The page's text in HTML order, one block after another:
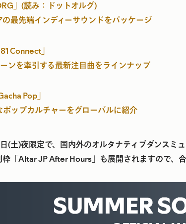
」 (読み：ドットオルグ)
の最先端インディーサウンドをパッケージ
Connect」
ンを牽引する最新注目曲をラインナップ
Pop」
ポップカルチャーをグローバルに紹介
(土)夜限定で、国内外のオルタナティブダンスミ
枠「Altar JP After Hours」も展開されますので、